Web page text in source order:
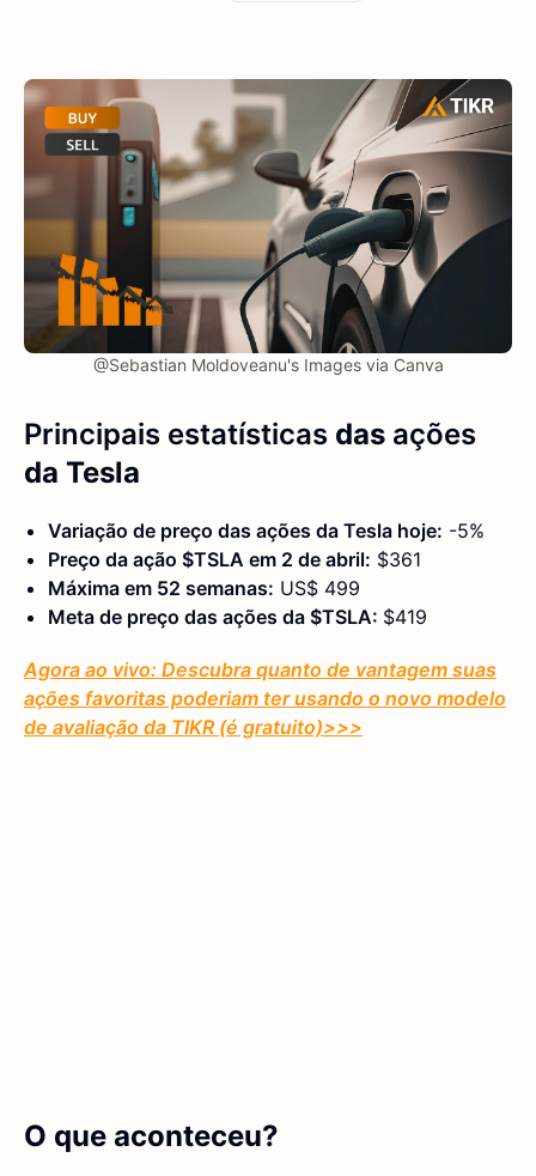
@Sebastian Moldoveanu's Images via Canva
Principais estatísticas das ações
da Tesla
Variação de preço das ações da Tesla hoje: -5%
Preço da ação $TSLA em 2 de abril: $361
Máxima em 52 semanas: US$ 499
Meta de preço das ações da $TSLA: $419
Agora ao vivo: Descubra quanto de vantagem suas
ações favoritas poderiam ter usando o novo modelo
de avaliação da TIKR (é gratuito)>>>
O que aconteceu?